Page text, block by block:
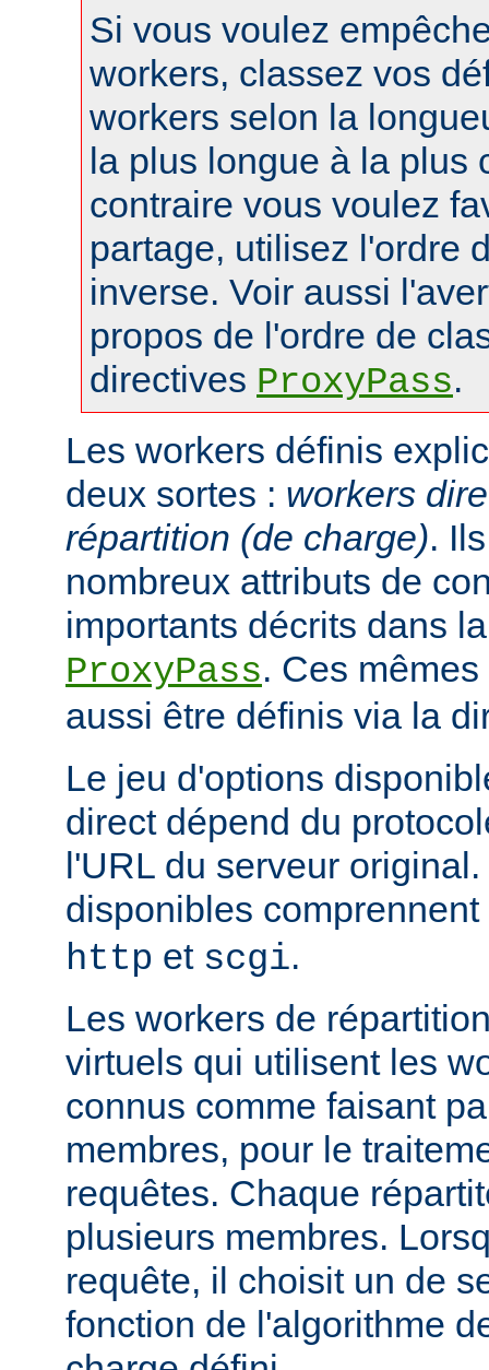
Si vous voulez
workers, classez vos
workers selon la
la plus longue à la plus
contraire vous voulez
partage, utilisez l'ordre
inverse. Voir aussi
propos de l'ordre de
directives ProxyPass.
Les workers définis
deux sortes : workers
répartition (de charge).
nombreux attributs de
importants décrits dans
ProxyPass. Ces
aussi être définis via la
Le jeu d'options
direct dépend du
l'URL du serveur
disponibles comprennent
http et scgi.
Les workers de
virtuels qui utilisent les
connus comme faisant
membres, pour le
requêtes. Chaque
plusieurs membres.
requête, il choisit un de
fonction de l'algorithme